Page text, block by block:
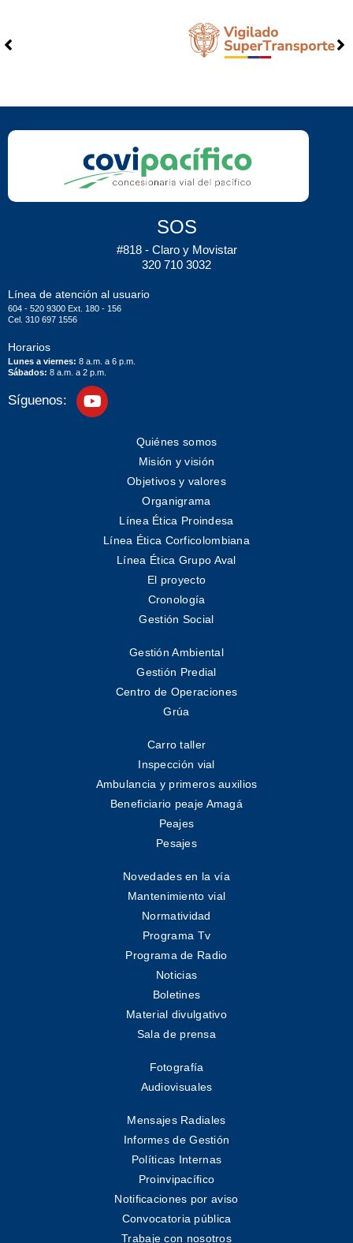
SOS
#818 - Claro y Movistar
320 710 3032
Línea de atención al usuario
604 - 520 9300 Ext. 180 - 156
Cel. 310 697 1556
Horarios
Lunes a viernes: 8 a.m. a 6 p.m.
Sábados: 8 a.m. a 2 p.m.
Síguenos:
Quiénes somos
Misión y visión
Objetivos y valores
Organigrama
Línea Ética Proindesa
Línea Ética Corficolombiana
Línea Ética Grupo Aval
El proyecto
Cronología
Gestión Social
Gestión Ambiental
Gestión Predial
Centro de Operaciones
Grúa
Carro taller
Inspección vial
Ambulancia y primeros auxilios
Beneficiario peaje Amagá
Peajes
Pesajes
Novedades en la vía
Mantenimiento vial
Normatividad
Programa Tv
Programa de Radio
Noticias
Boletines
Material divulgativo
Sala de prensa
Fotografía
Audiovisuales
Mensajes Radiales
Informes de Gestión
Políticas Internas
Proinvipacífico
Notificaciones por aviso
Convocatoria pública
Trabaje con nosotros